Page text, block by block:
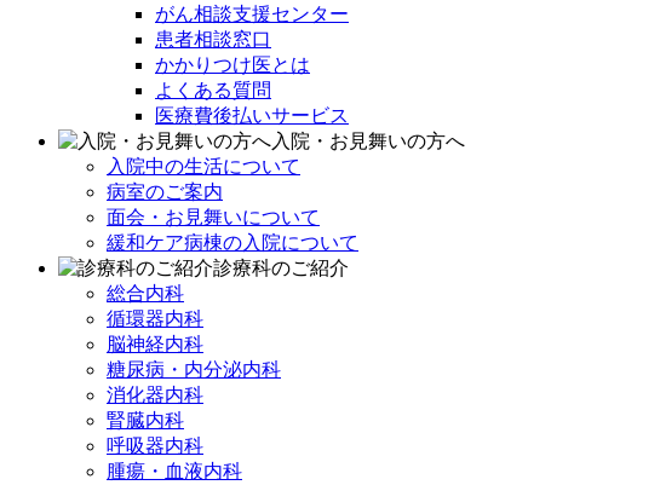
がん相談支援センター
患者相談窓口
かかりつけ医とは
よくある質問
医療費後払いサービス
入院・お見舞いの方へ
入院中の生活について
病室のご案内
面会・お見舞いについて
緩和ケア病棟の入院について
診療科のご紹介
総合内科
循環器内科
脳神経内科
糖尿病・内分泌内科
消化器内科
腎臓内科
呼吸器内科
腫瘍・血液内科